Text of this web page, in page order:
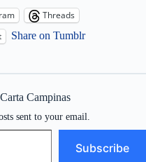
Threads
Share on Tumblr
Campinas
sent to your email.
Subscribe